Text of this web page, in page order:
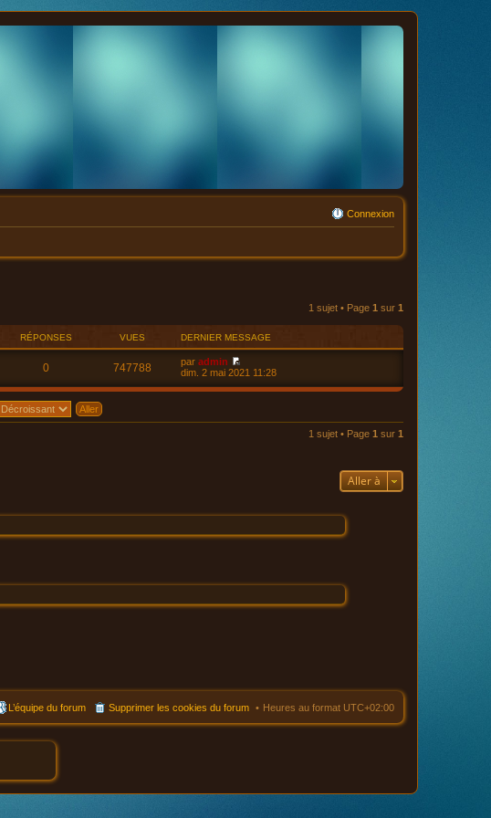
Connexion
1 sujet • Page 1 sur 1
RÉPONSES VUES DERNIER MESSAGE
0 747788 par admin
V
i
e
m
s
dim. 2 mai 2021 11:28
1 sujet • Page 1 sur 1
Aller à
Heures au format UTC+02:00
Supprimer les cookies du forum
L’équipe du forum